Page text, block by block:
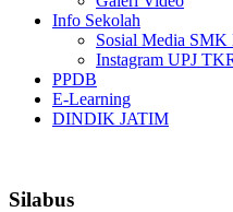
Info Sekolah
Sosial Media
Instagram UPJ
PPDB
E-Learning
DINDIK JATIM
Silabus